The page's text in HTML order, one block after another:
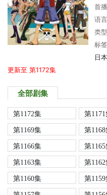
首
语
类
标
日
更新至 第1172集
全部剧集
第1172集 第
第1169集
第
第1166集
第
第1163集
第
第1160集
第